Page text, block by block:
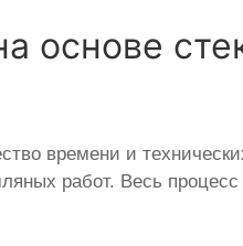
основе
времени и
работ. Весь